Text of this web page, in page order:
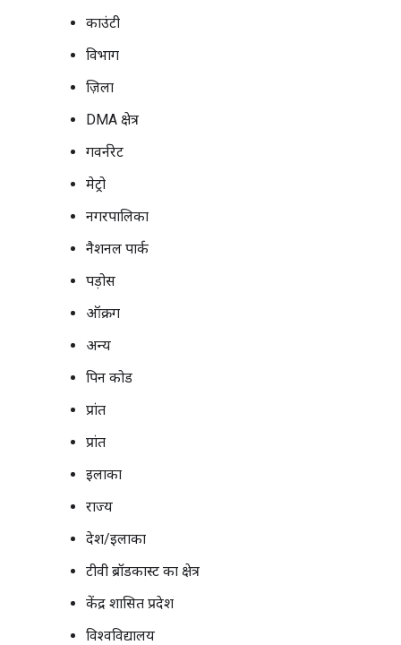
काउंटी
विभाग
ज़िला
DMA क्षेत्र
गवर्नरेट
मेट्रो
नगरपालिका
नैशनल पार्क
पड़ोस
ऑक्रग
अन्य
पिन कोड
प्रांत
प्रांत
इलाका
राज्य
देश/इलाका
टीवी ब्रॉडकास्ट का क्षेत्र
केंद्र शासित प्रदेश
विश्वविद्यालय